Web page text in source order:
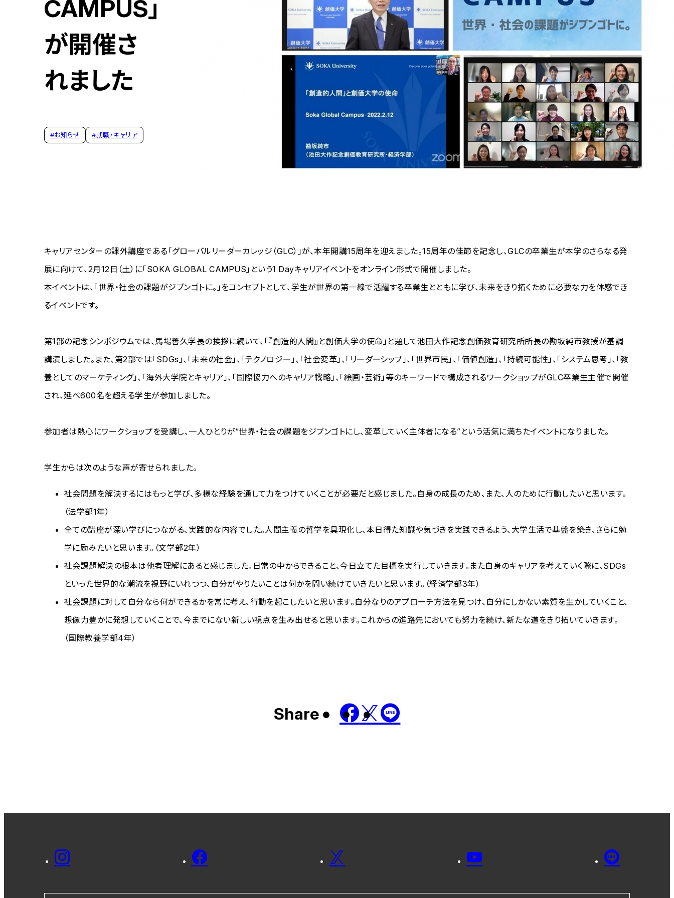
CAMPUS」
が開催さ
れました
#お知らせ #就職・キャリア
キャリアセンターの課外講座である「グローバルリーダーカレッジ（GLC）」が、本年開講15周年を迎えました。15周年の佳節を記念し、GLCの卒業生が本学のさらなる発
展に向けて、2月12日（土）に「SOKA GLOBAL CAMPUS」という1 Dayキャリアイベントをオンライン形式で開催しました。
本イベントは、「世界・社会の課題がジブンゴトに。」をコンセプトとして、学生が世界の第一線で活躍する卒業生とともに学び、未来をきり拓くために必要な力を体感でき
るイベントです。
第1部の記念シンポジウムでは、馬場善久学長の挨拶に続いて、「『創造的人間』と創価大学の使命」と題して池田大作記念創価教育研究所所長の勘坂純市教授が基調
講演しました。また、第2部では「SDGs」、「未来の社会」、「テクノロジー」、「社会変革」、「リーダーシップ」、「世界市民」、「価値創造」、「持続可能性」、「システム思考」、「教
養としてのマーケティング」、「海外大学院とキャリア」、「国際協力へのキャリア戦略」、「絵画・芸術」等のキーワードで構成されるワークショップがGLC卒業生主催で開催
され、延べ600名を超える学生が参加しました。
参加者は熱心にワークショップを受講し、一人ひとりが“世界・社会の課題をジブンゴトにし、変革していく主体者になる”という活気に満ちたイベントになりました。
学生からは次のような声が寄せられました。
社会問題を解決するにはもっと学び、多様な経験を通して力をつけていくことが必要だと感じました。自身の成長のため、また、人のために行動したいと思います。
（法学部1年）
全ての講座が深い学びにつながる、実践的な内容でした。人間主義の哲学を具現化し、本日得た知識や気づきを実践できるよう、大学生活で基盤を築き、さらに勉
学に励みたいと思います。（文学部2年）
社会課題解決の根本は他者理解にあると感じました。日常の中からできること、今日立てた目標を実行していきます。また自身のキャリアを考えていく際に、SDGs
といった世界的な潮流を視野にいれつつ、自分がやりたいことは何かを問い続けていきたいと思います。（経済学部3年）
社会課題に対して自分なら何ができるかを常に考え、行動を起こしたいと思います。自分なりのアプローチ方法を見つけ、自分にしかない素質を生かしていくこと、
想像力豊かに発想していくことで、今までにない新しい視点を生み出せると思います。これからの進路先においても努力を続け、新たな道をきり拓いていきます。
（国際教養学部4年）
Share